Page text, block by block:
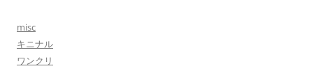
misc
キニナル
ワンクリ